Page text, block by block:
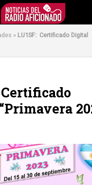
» LU1SF: Certificado Digital